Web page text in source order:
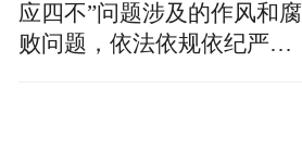
应四不”问题涉及的作风和腐
败问题，依法依规依纪严肃